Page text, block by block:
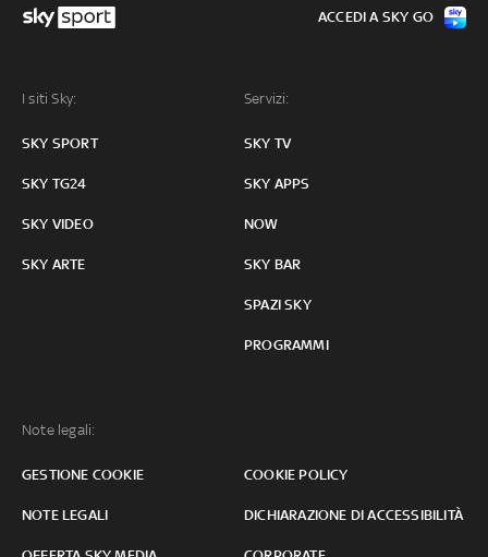
I siti Sky:
SKY SPORT
SKY TG24
SKY VIDEO
SKY ARTE
Servizi:
SKY TV
SKY APPS
NOW
SKY BAR
SPAZI SKY
PROGRAMMI
Note legali:
GESTIONE COOKIE COOKIE POLICY
NOTE LEGALI DICHIARAZIONE DI ACCESSIBILITÀ
ACCEDI A SKY GO